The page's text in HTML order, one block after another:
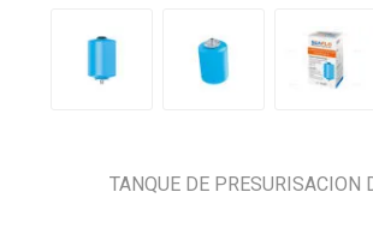
TANQUE DE PRESURISACION